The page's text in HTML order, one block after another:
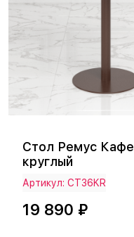
Стол Ремус Кафе
круглый
Артикул: СТ36KR
19 890 ₽